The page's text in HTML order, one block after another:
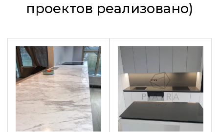
проектов реализовано)